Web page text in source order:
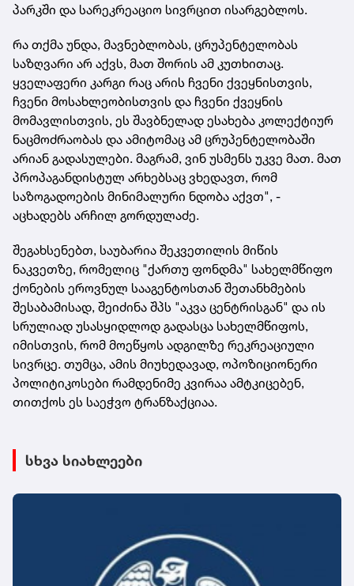
პარკში და სარეკრეაციო სივრცით ისარგებლოს.
რა თქმა უნდა, მავნებლობას, ცრუპენტელობას
საზღვარი არ აქვს, მათ შორის ამ კუთხითაც.
ყველაფერი კარგი რაც არის ჩვენი ქვეყნისთვის,
ჩვენი მოსახლეობისთვის და ჩვენი ქვეყნის
მომავლისთვის, ეს შავბნელად ესახება კოლექტიურ
ნაცმოძრაობას და ამიტომაც ამ ცრუპენტელობაში
არიან გადასულები. მაგრამ, ვინ უსმენს უკვე მათ. მათ
პროპაგანდისტულ არხებსაც ვხედავთ, რომ
საზოგადოების მინიმალური ნდობა აქვთ", -
აცხადებს არჩილ გორდულაძე.
შეგახსენებთ, საუბარია შეკვეთილის მიწის
ნაკვეთზე, რომელიც "ქართუ ფონდმა" სახელმწიფო
ქონების ეროვნულ სააგენტოსთან შეთანხმების
შესაბამისად, შეიძინა შპს "აკვა ცენტრისგან" და ის
სრულიად უსასყიდლოდ გადასცა სახელმწიფოს,
იმისთვის, რომ მოეწყოს ადგილზე რეკრეაციული
სივრცე. თუმცა, ამის მიუხედავად, ოპოზიციონერი
პოლიტიკოსები რამდენიმე კვირაა ამტკიცებენ,
თითქოს ეს საეჭვო ტრანზაქციაა.
სხვა სიახლეები